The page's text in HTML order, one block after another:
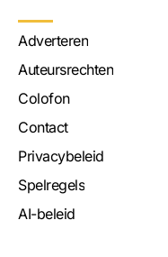
Adverteren
Auteursrechten
Colofon
Contact
Privacybeleid
Spelregels
AI-beleid